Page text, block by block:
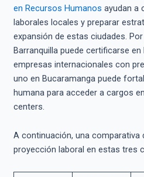
en Recursos Humanos ayudan a
laborales locales y preparar
expansión de estas ciudades.
Barranquilla puede certificarse
empresas internacionales con
uno en Bucaramanga puede
humana para acceder a cargos
centers.
A continuación, una
proyección laboral en estas tres